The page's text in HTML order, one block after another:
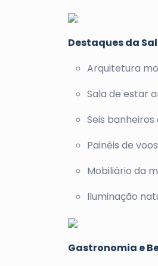
Destaques da
Arquitetura
Sala de estar
Seis
Painéis de voos
Mobiliário da
Iluminação
Gastronomia e